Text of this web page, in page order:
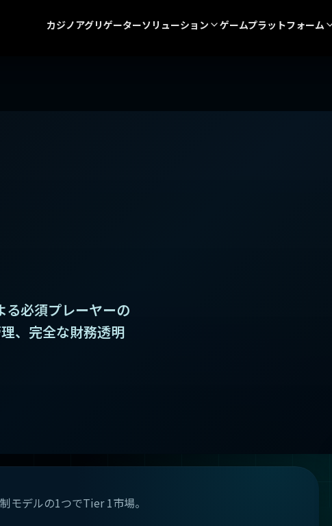
カジノアグリゲーターソリューション ゲームプラットフォーム
る必須プレーヤーの
、完全な財務透明
モデルの1つでTier 1市場。